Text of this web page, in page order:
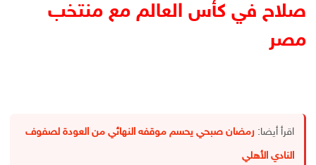
صلاح في كأس العالم مع منتخب
مصر
اقرأ أيضا: رمضان صبحي يحسم موقفه النهائي من العودة لصفوف
النادي الأهلي